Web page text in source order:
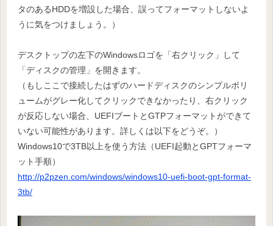
タのあるHDDを増設した場合、誤ってフォーマットしないよ
うに気をつけましょう。）
デスクトップの左下のWindowsロゴを「右クリック」して
「ディスクの管理」を開きます。
（もしここで接続したはずのハードディスクのシンプルボリ
ュームがグレー化してクリックできなかったり、右クリック
が反応しない場合、UEFIブートとGTPフォーマットができて
いない可能性があります。詳しくは以下をどうぞ。）
Windows10で3TB以上を使う方法（UEFI起動とGPTフォーマ
ット手順）
http://p2pzen.com/windows/windows10-uefi-boot-gpt-format-
3tb/